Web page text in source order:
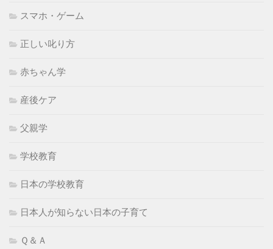
スマホ・ゲーム
正しい叱り方
赤ちゃん学
産後ケア
父親学
学校教育
日本の学校教育
日本人が知らない日本の子育て
Ｑ＆Ａ